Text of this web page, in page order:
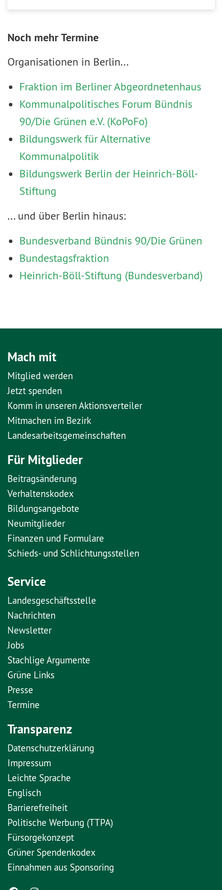
Noch mehr Termine
Organisationen in Berlin...
Fraktion im Berliner Abgeordnetenhaus
Kommunalpolitisches Forum Bündnis
90/Die Grünen e.V. (KoPoFo)
Bildungswerk für Alternative
Kommunalpolitik
Bildungswerk Berlin der Heinrich-Böll-
Stiftung
... und über Berlin hinaus:
Bundesverband Bündnis 90/Die Grünen
Bundestagsfraktion
Heinrich-Böll-Stiftung (Bundesverband)
Mach mit
Mitglied werden
Jetzt spenden
Komm in unseren Aktionsverteiler
Mitmachen im Bezirk
Landesarbeitsgemeinschaften
Für Mitglieder
Beitragsänderung
Verhaltenskodex
Bildungsangebote
Neumitglieder
Finanzen und Formulare
Schieds- und Schlichtungsstellen
Service
Landesgeschäftsstelle
Nachrichten
Newsletter
Jobs
Stachlige Argumente
Grüne Links
Presse
Termine
Transparenz
Datenschutzerklärung
Impressum
Leichte Sprache
Englisch
Barrierefreiheit
Politische Werbung (TTPA)
Fürsorgekonzept
Grüner Spendenkodex
Einnahmen aus Sponsoring